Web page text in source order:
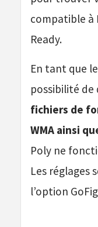
compatible à
Ready.
En tant que
possibilité
fichiers de
WMA ainsi
Poly ne
Les réglages
l’option